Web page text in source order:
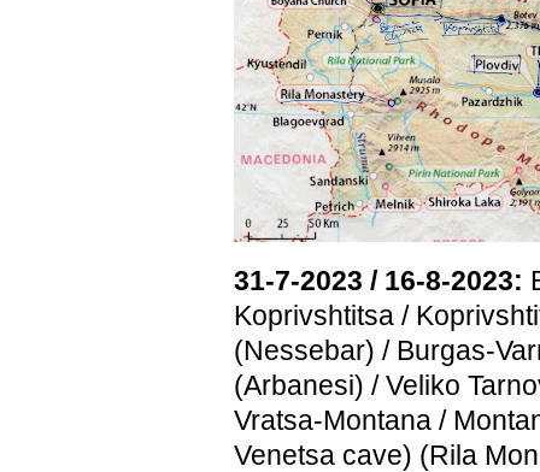
31-7-2023 / 16-8-2023:
Koprivshtitsa /
(Nessebar) / Burgas-
(Arbanesi) / Veliko
Vratsa-Montana /
Venetsa cave) (Rila